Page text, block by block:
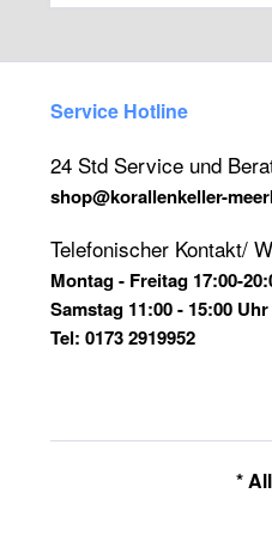
Service Hotline
24 Std Service und
shop@korallenkeller-
Telefonischer Kontakt/
Montag - Freitag 17:00-
Samstag 11:00 - 15:00 Uhr
Tel: 0173 2919952
*